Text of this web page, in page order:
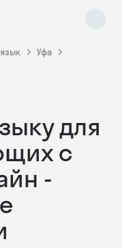
Уфа
для
с
-